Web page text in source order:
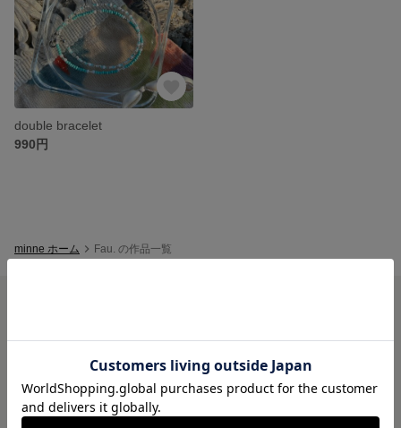
double bracelet
990円
minne ホーム Fau. の作品一覧
minneで買いたい
作品をさがす